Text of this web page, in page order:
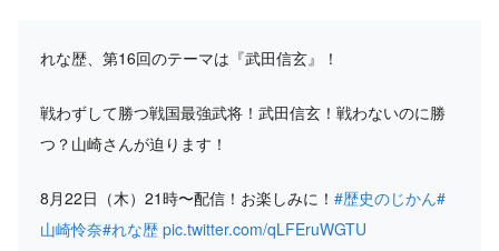
れな歴、第16回のテーマは『武田信玄』！
戦わずして勝つ戦国最強武将！武田信玄！戦わないのに勝
つ？山崎さんが迫ります！
8月22日（木）21時〜配信！お楽しみに！ #歴史のじかん#
山崎怜奈#れな歴 pic.twitter.com/qLFEruWGTU